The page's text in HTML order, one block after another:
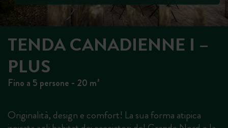
TENDA CANADIENNE I –
PLUS
Fino a 5 persone - 20 m²
Originalità, design e comfort! La sua forma atipica